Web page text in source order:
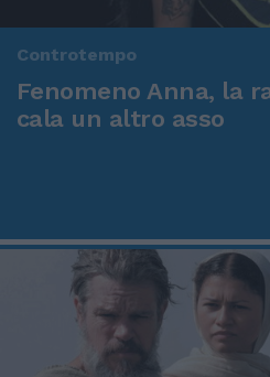
Controtempo
Fenomeno Anna, la
cala un altro asso